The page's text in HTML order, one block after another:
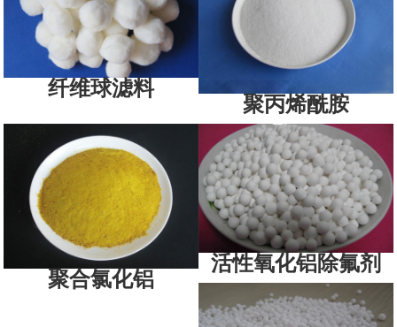
纤维球滤料
聚丙烯酰胺
聚合氯化铝
活性氧化铝除氟剂